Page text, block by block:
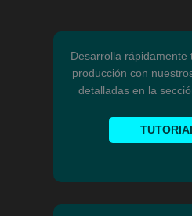
Desarrolla rápidamente
producción con
detalladas en la